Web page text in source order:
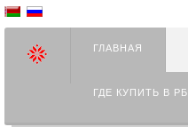
ГЛАВНАЯ
ГДЕ КУПИТЬ В РБ